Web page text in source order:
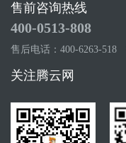
售前咨询热线
400-0513-808
售后电话：400-6263-518
关注腾云网